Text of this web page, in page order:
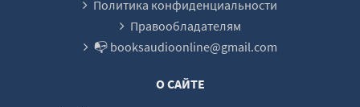
Политика конфиденциальности
Правообладателям
📭 booksaudioonline@gmail.com
О САЙТЕ